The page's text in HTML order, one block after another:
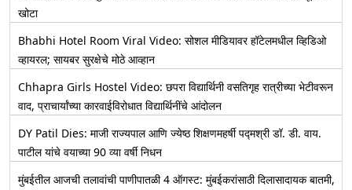
खोटा
Bhabhi Hotel Room Viral Video: सोशल मीडियावर हॉटेलमधील व्हिडिओ
व्हायरल; सायबर सुरक्षेचे मोठे आव्हान
Chhapra Girls Hostel Video: छपरा विद्यार्थिनी वसतिगृह रात्रीच्या भेटीवरून
वाद, प्राचार्यांच्या कारवाईविरोधात विद्यार्थिनींचे आंदोलन
DY Patil Dies: माजी राज्यपाल आणि ज्येष्ठ शिक्षणमहर्षी पद्मश्री डॉ. डी. वाय.
पाटील यांचे वयाच्या 90 व्या वर्षी निधन
मुंबईतील आजची तलावांची पाणीपातळी 4 ऑगस्ट: मुंबईकरांसाठी दिलासादायक बातमी,